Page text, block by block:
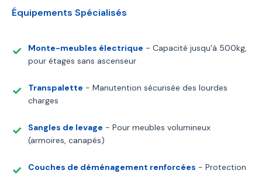
Équipements Spécialisés
Monte-meubles électrique - Capacité jusqu'à 500kg,
pour étages sans ascenseur
Transpalette - Manutention sécurisée des lourdes
charges
Sangles de levage - Pour meubles volumineux
(armoires, canapés)
Couches de déménagement renforcées - Protection